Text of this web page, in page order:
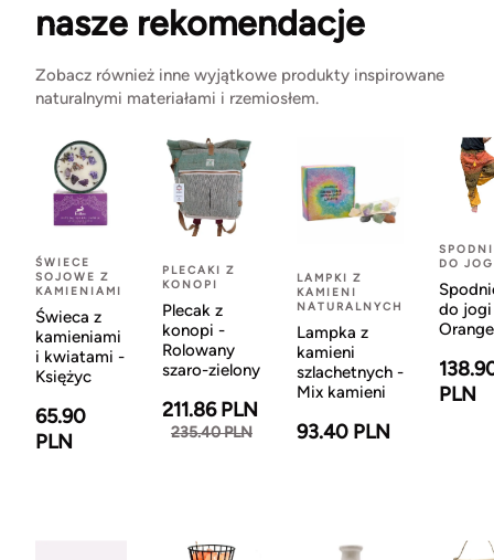
nasze rekomendacje
Zobacz również inne wyjątkowe produkty inspirowane
naturalnymi materiałami i rzemiosłem.
ŚWIECE
SOJOWE Z
KAMIENIAMI
Świeca z
kamieniami
i kwiatami -
Księżyc
65.90
PLN
PLECAKI Z
KONOPI
Plecak z
konopi -
Rolowany
szaro-zielony
211.86 PLN
235.40 PLN
LAMPKI Z
KAMIENI
NATURALNYCH
Lampka z
kamieni
szlachetnych -
Mix kamieni
93.40 PLN
DO
do
Orange
PLN